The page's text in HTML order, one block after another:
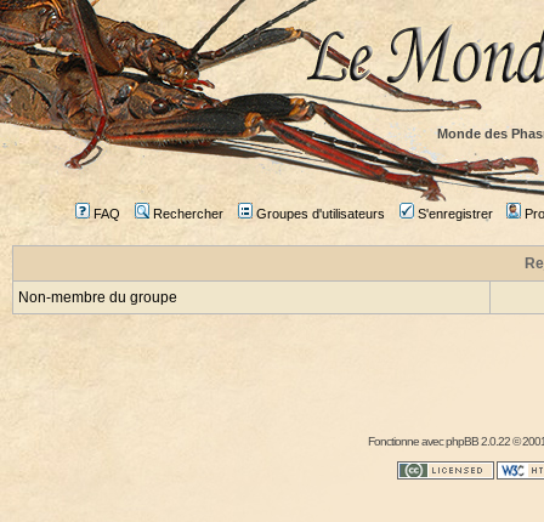
Monde des
FAQ Rechercher Groupes d'utilisateurs S'enregistrer
Non-membre du groupe
Fonctionne avecphpBB2.0.22 ©